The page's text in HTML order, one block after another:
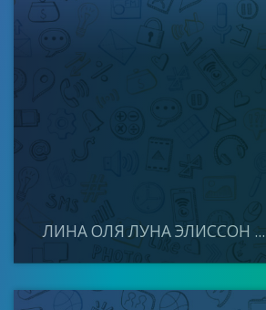
ЛИНА ОЛЯ ЛУНА ЭЛИССОН ...